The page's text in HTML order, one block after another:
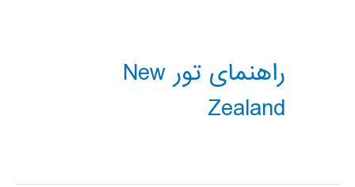
راهنمای تور New
Zealand